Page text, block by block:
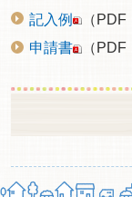
記入例 （PDF
申請書 （PDF